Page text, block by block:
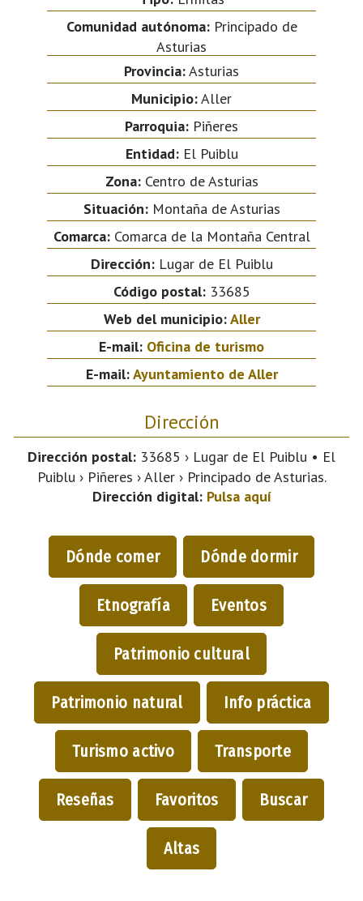
Comunidad autónoma:Principado de
Asturias
Provincia:Asturias
Municipio:Aller
Parroquia: Piñeres
Entidad:El Puiblu
Zona:Centro de Asturias
Situación:Montaña de Asturias
Comarca:Comarca de la Montaña Central
Dirección:Lugar de El Puiblu
Código postal:33685
Web del municipio:Aller
E-mail: Oficina de turismo
E-mail:Ayuntamiento de Aller
Dirección
Dirección postal: 33685 › Lugar de El Puiblu • El
Puiblu › Piñeres › Aller › Principado de Asturias.
Dirección digital: Pulsa aquí
Dónde comer Dónde dormir
Etnografía Eventos
Patrimonio cultural
Patrimonio natural Info práctica
Turismo activo Transporte
Reseñas Favoritos Buscar
Altas